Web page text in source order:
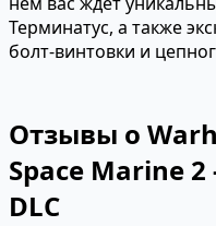
Терминатус, а также
болт-винтовки и
Отзывы о
Space Marine 2
DLC